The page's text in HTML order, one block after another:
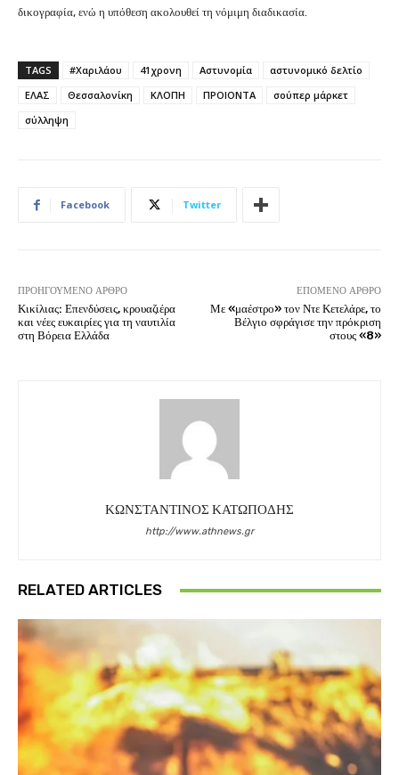
δικογραφία, ενώ η υπόθεση ακολουθεί τη νόμιμη διαδικασία.
TAGS #Χαριλάου 41χρονη Αστυνομία
αστυνομικό δελτίο
ΕΛΑΣ
Θεσσαλονίκη ΚΛΟΠΗ ΠΡΟΙΟΝΤΑ
σούπερ μάρκετ
σύλληψη
Facebook Twitter
ΠΡΟΗΓΟΎΜΕΝΟ ΆΡΘΡΟ
Κικίλιας: Επενδύσεις, κρουαζιέρα
και νέες ευκαιρίες για τη ναυτιλία
στη Βόρεια Ελλάδα
ΕΠΌΜΕΝΟ ΆΡΘΡΟ
Με «μαέστρο» τον Ντε Κετελάρε, το
Βέλγιο σφράγισε την πρόκριση
στους «8»
ΚΩΝΣΤΑΝΤΙΝΟΣ ΚΑΤΩΠΟΔΗΣ
http://www.athnews.gr
RELATED ARTICLES